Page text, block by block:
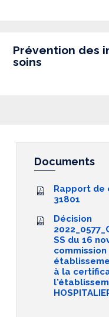
Prévention des
soins
Documents
Rapport de
31801
Décision
SS du 16
à la